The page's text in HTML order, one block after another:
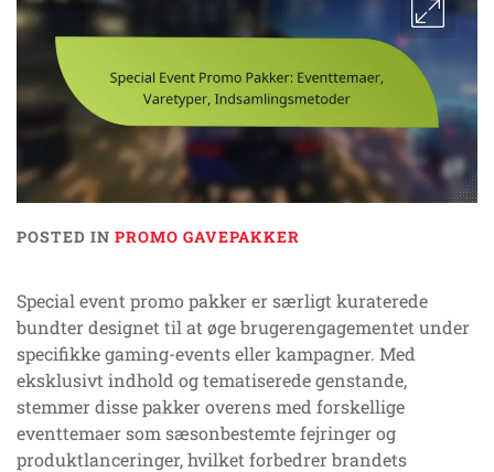
POSTED IN PROMO GAVEPAKKER
Special event promo pakker er særligt kuraterede
bundter designet til at øge brugerengagementet under
specifikke gaming-events eller kampagner. Med
eksklusivt indhold og tematiserede genstande,
stemmer disse pakker overens med forskellige
eventtemaer som sæsonbestemte fejringer og
produktlanceringer, hvilket forbedrer brandets